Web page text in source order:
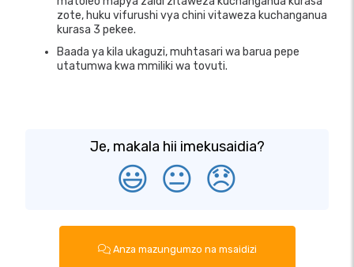
zote, huku vifurushi vya chini vitaweza kuchanganua
kurasa 3 pekee.
Baada ya kila ukaguzi, muhtasari wa barua pepe
utatumwa kwa mmiliki wa tovuti.
Je, makala hii imekusaidia?
😃 😐 😞
Anza mazungumzo na msaidizi